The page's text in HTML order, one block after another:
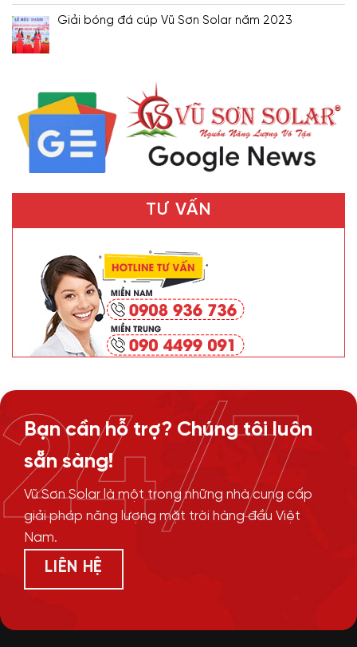
Giải bóng đá cúp Vũ Sơn Solar năm 2023
TƯ VẤN
Bạn cần hỗ trợ? Chúng tôi luôn
sẵn sàng!
Vũ Sơn Solar là một trong những nhà cung cấp
giải pháp năng lượng mặt trời hàng đầu Việt
Nam.
LIÊN HỆ
24/7